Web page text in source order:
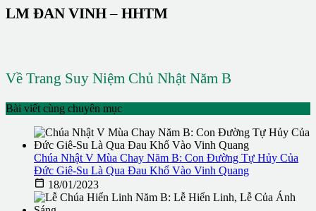
LM ĐAN VINH– HHTM
Về Trang Suy Niệm Chủ Nhật Năm B
Bài viết cùng chuyên mục
Chúa Nhật V Mùa Chay Năm B: Con Đường Tự Hủy Của
Đức Giê-Su Là Qua Đau Khổ Vào Vinh Quang
 18/01/2023